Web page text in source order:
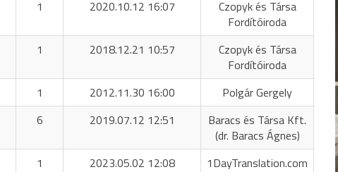
1 2020.10.12 16:07
Czopyk és Társa
Fordítóiroda
1 2018.12.21 10:57
Czopyk és Társa
Fordítóiroda
1 2012.11.30 16:00
Polgár Gergely
6 2019.07.12 12:51
Baracs és Társa Kft.
(dr. Baracs Ágnes)
1 2023.05.02 12:08
1DayTranslation.com